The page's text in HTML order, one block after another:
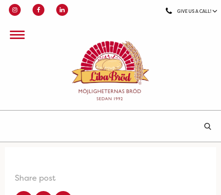
GIVE US A CALL!
Share post